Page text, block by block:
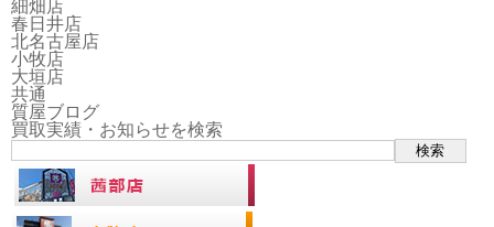
細畑店
春日井店
北名古屋店
小牧店
大垣店
共通
質屋ブログ
買取実績・お知らせを検索
検索